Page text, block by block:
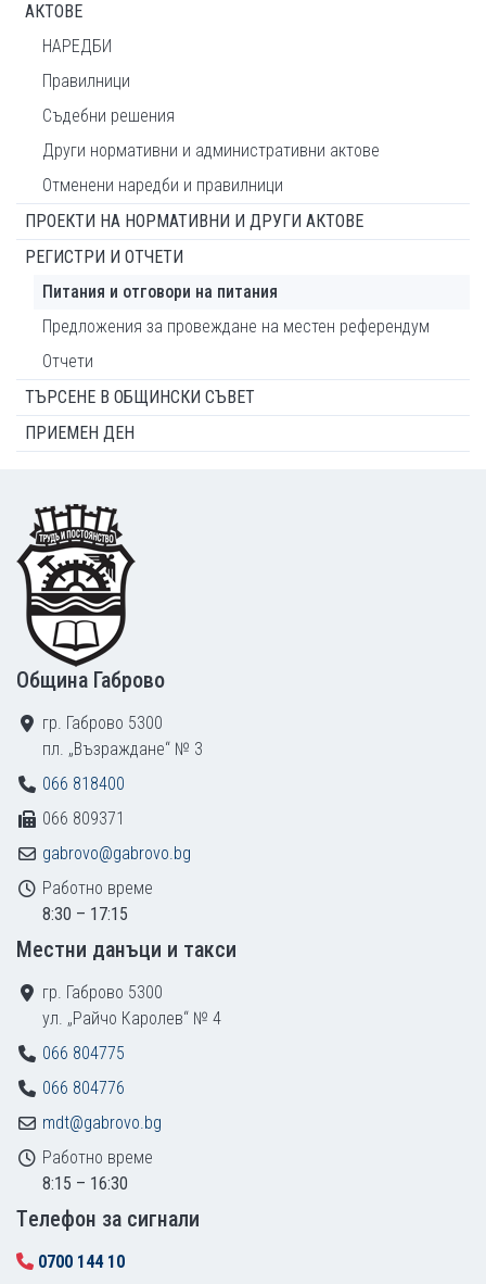
АКТОВЕ
НАРЕДБИ
Правилници
Съдебни решения
Други нормативни и административни актове
Отменени наредби и правилници
ПРОЕКТИ НА НОРМАТИВНИ И ДРУГИ АКТОВЕ
РЕГИСТРИ И ОТЧЕТИ
Питания и отговори на питания
Предложения за провеждане на местен референдум
Отчети
ТЪРСЕНЕ В ОБЩИНСКИ СЪВЕТ
ПРИЕМЕН ДЕН
Footer
Община Габрово
гр. Габрово 5300
пл. „Възраждане“ № 3
066 818400
066 809371
gabrovo@gabrovo.bg
Работно време
8:30 – 17:15
Местни данъци и такси
гр. Габрово 5300
ул. „Райчо Каролев“ № 4
066 804775
066 804776
mdt@gabrovo.bg
Работно време
8:15 – 16:30
Tелефон за сигнали
0700 144 10